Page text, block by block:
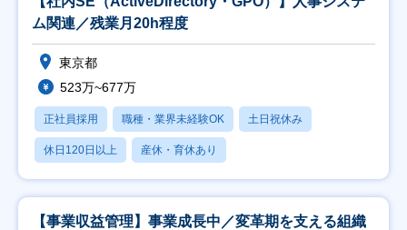
ム関連／残業月20h程度
東京都
523万~677万
正社員採用 職種・業界未経験OK 土日祝休み
休日120日以上 産休・育休あり
【事業収益管理】事業成長中／変革期を支える組織